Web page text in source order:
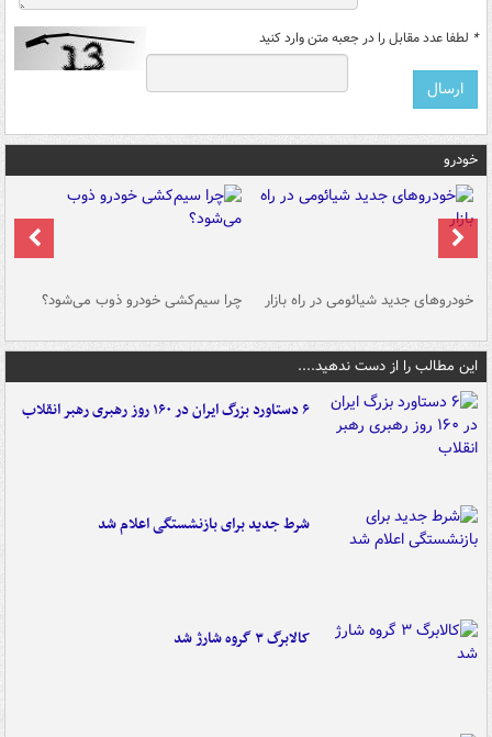
* لطفا عدد مقابل را در جعبه متن وارد کنید
خودرو
خودروهای جدید شیائومی در راه بازار چرا سیم‌کشی خودرو ذوب می‌شود؟
این مطالب را از دست ندهید....
۶ دستاورد بزرگ ایران در ۱۶۰ روز رهبری رهبر انقلاب
شرط جدید برای بازنشستگی اعلام شد
کالابرگ ۳ گروه شارژ شد